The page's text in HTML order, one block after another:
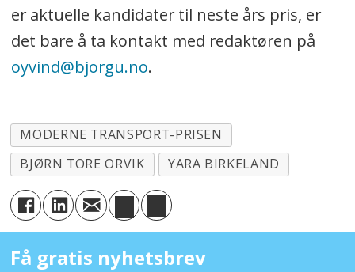
er aktuelle kandidater til neste års pris, er
det bare å ta kontakt med redaktøren på
oyvind@bjorgu.no.
MODERNE TRANSPORT-PRISEN
BJØRN TORE ORVIK
YARA BIRKELAND
Få gratis nyhetsbrev